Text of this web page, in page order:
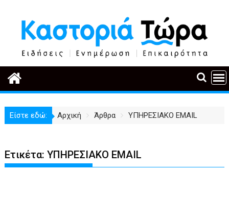
περιεχόμενο
Είστε εδώ: Αρχική Άρθρα ΥΠΗΡΕΣΙΑΚΟ EMAIL
Ετικέτα:ΥΠΗΡΕΣΙΑΚΟ EMAIL